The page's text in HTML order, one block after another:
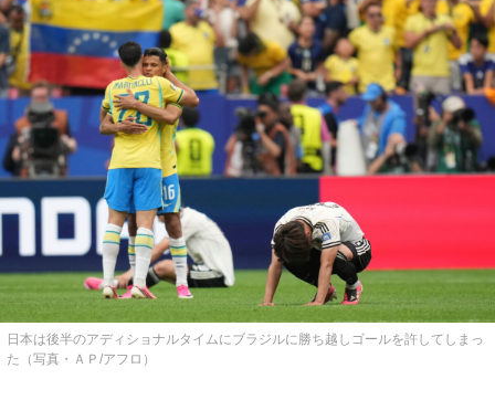
日本は後半のアディショナルタイムにブラジルに勝ち越しゴールを許してしまっ
た（写真・ＡＰ/アフロ）